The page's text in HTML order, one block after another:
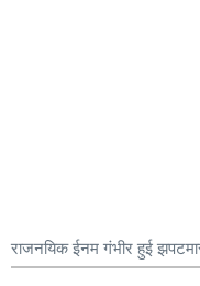
राजनयिक ईनम गंभीर हुई